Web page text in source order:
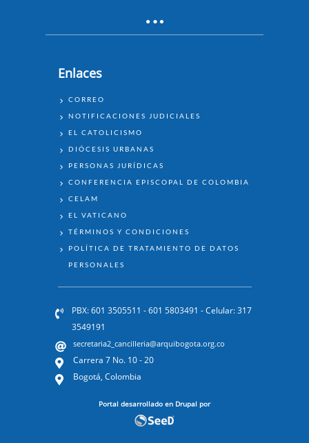
Enlaces
ENLACES
CORREO
NOTIFICACIONES JUDICIALES
EL CATOLICISMO
DIÓCESIS URBANAS
PERSONAS JURÍDICAS
CONFERENCIA EPISCOPAL DE COLOMBIA
CELAM
EL VATICANO
TÉRMINOS Y CONDICIONES
POLÍTICA DE TRATAMIENTO DE DATOS
PERSONALES
PBX: 601 3505511 - 601 5803491 - Celular: 317
3549191
secretaria2_cancilleria@arquibogota.org.co
Carrera 7 No. 10 - 20
Bogotá, Colombia
Portal desarrollado en Drupal por